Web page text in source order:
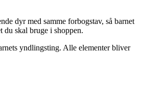
dyr med samme forbogstav, så barnet
du skal bruge i shoppen.
yndlingsting. Alle elementer bliver